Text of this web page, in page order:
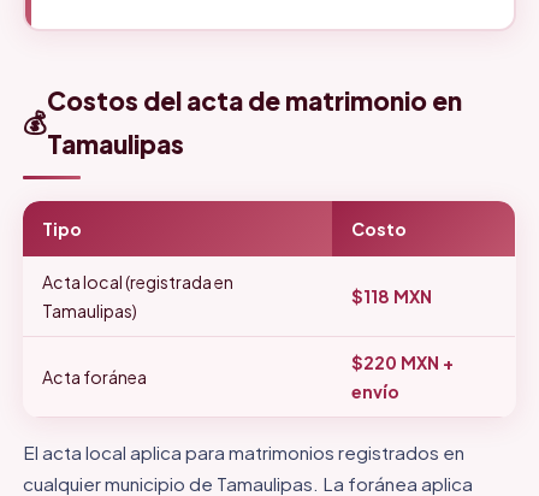
💰
Costos del acta de matrimonio en
Tamaulipas
Tipo Costo
Acta local (registrada en
Tamaulipas)
$118 MXN
Acta foránea
$220 MXN +
envío
El acta local aplica para matrimonios registrados en
cualquier municipio de Tamaulipas. La foránea aplica